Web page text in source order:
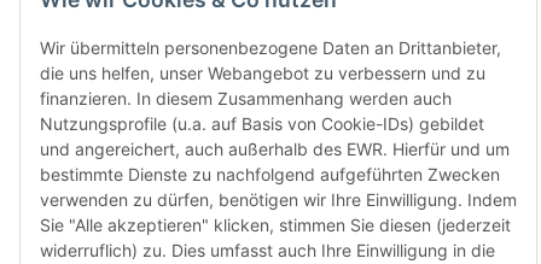
in
Wir übermitteln personenbezogene Daten an Drittanbieter,
die uns helfen, unser Webangebot zu verbessern und zu
finanzieren. In diesem Zusammenhang werden auch
Nutzungsprofile (u.a. auf Basis von Cookie-IDs) gebildet
und angereichert, auch außerhalb des EWR. Hierfür und um
bestimmte Dienste zu nachfolgend aufgeführten Zwecken
verwenden zu dürfen, benötigen wir Ihre Einwilligung. Indem
Sie "Alle akzeptieren" klicken, stimmen Sie diesen (jederzeit
widerruflich) zu. Dies umfasst auch Ihre Einwilligung in die